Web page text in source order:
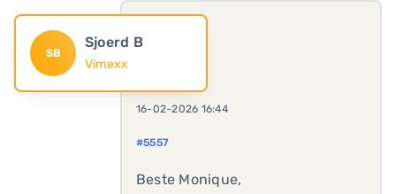
SB
Sjoerd B
Vimexx
16-02-2026 16:44
#5557
Beste Monique,